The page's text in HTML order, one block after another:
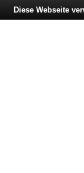
Diese Webseite